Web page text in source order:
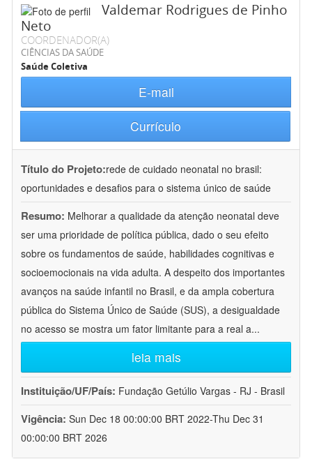
Valdemar Rodrigues de Pinho
Neto
COORDENADOR(A)
CIÊNCIAS DA SAÚDE
Saúde Coletiva
E-mail
Currículo
Título do Projeto:rede de cuidado neonatal no brasil:
oportunidades e desafios para o sistema único de saúde
Resumo: Melhorar a qualidade da atenção neonatal deve
ser uma prioridade de política pública, dado o seu efeito
sobre os fundamentos de saúde, habilidades cognitivas e
socioemocionais na vida adulta. A despeito dos importantes
avanços na saúde infantil no Brasil, e da ampla cobertura
pública do Sistema Único de Saúde (SUS), a desigualdade
no acesso se mostra um fator limitante para a real a...
leia mais
Instituição/UF/País: Fundação Getúlio Vargas - RJ - Brasil
Vigência: Sun Dec 18 00:00:00 BRT 2022-Thu Dec 31
00:00:00 BRT 2026